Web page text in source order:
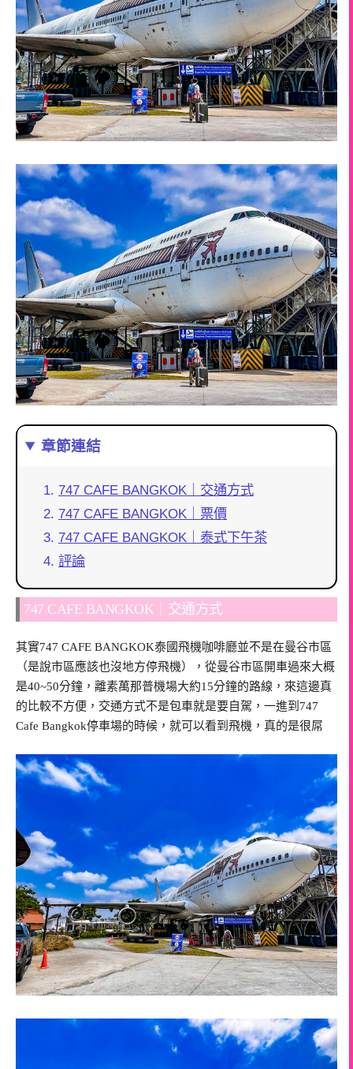
章節連結
747 CAFE BANGKOK｜交通方式
747 CAFE BANGKOK｜票價
747 CAFE BANGKOK｜泰式下午茶
評論
747 CAFE BANGKOK｜交通方式
其實747 CAFE BANGKOK泰國飛機咖啡廳並不是在曼谷市區
（是說市區應該也沒地方停飛機），從曼谷市區開車過來大概
是40~50分鐘，離素萬那普機場大約15分鐘的路線，來這邊真
的比較不方便，交通方式不是包車就是要自駕，一進到747
Cafe Bangkok停車場的時候，就可以看到飛機，真的是很屌